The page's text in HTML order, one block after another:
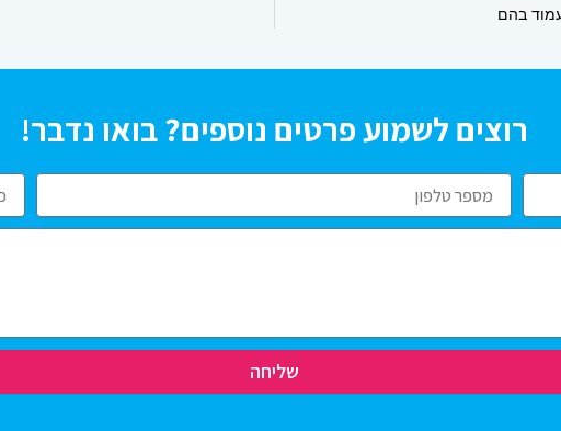
בהם
רוצים לשמוע פרטים נוספים? בואו נדבר!
שליחה